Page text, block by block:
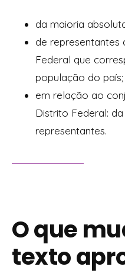
da maioria
de representantes
Federal que
população do país;
em relação ao
Distrito Federal:
representantes.
O que
texto